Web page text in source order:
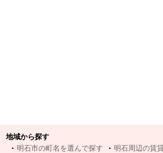
地域から探す
明石市の町名を選んで探す
明石周辺の賃